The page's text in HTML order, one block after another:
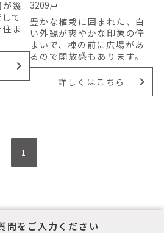
幾
て
ま
3209戸
豊かな植栽に囲まれた、白
い外観が爽やかな印象の佇
まいで、棟の前に広場があ
るので開放感もあります。
詳しくはこちら
1
問をご入力ください